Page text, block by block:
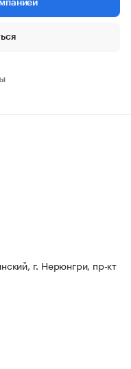
г. Нерюнгри, пр-кт